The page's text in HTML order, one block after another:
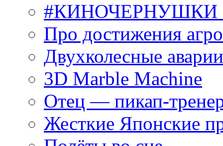
#КИНОЧЕРНУШКИ
Про достижения
Двухколесные
3D Marble Machine
Отец — пикап-
Жесткие Японские